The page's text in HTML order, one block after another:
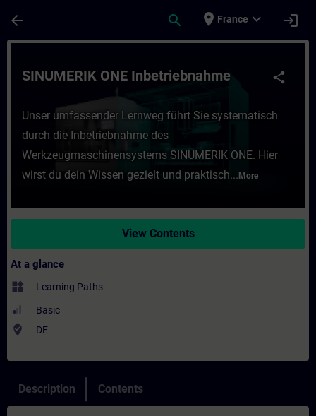
arrow_back search place France expand_more login
share
SINUMERIK ONE Inbetriebnahme
Unser umfassender Lernweg führt Sie systematisch
durch die Inbetriebnahme des
Werkzeugmaschinensystems SINUMERIK ONE. Hier
wirst du dein Wissen gezielt und praktisch... More
View Contents
At a glance
widgets Learning Paths
Basic
where_to_vote DE
Description Contents